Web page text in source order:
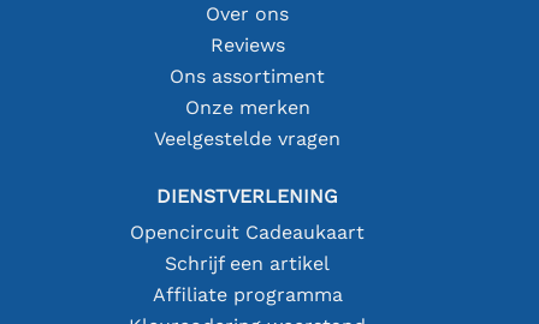
Over ons
Reviews
Ons assortiment
Onze merken
Veelgestelde vragen
DIENSTVERLENING
Opencircuit Cadeaukaart
Schrijf een artikel
Affiliate programma